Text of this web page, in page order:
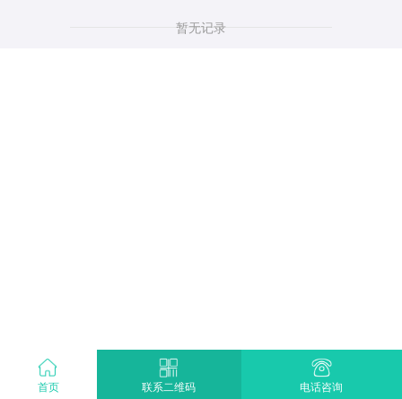
首页 联系二维码 电话咨询
暂无记录